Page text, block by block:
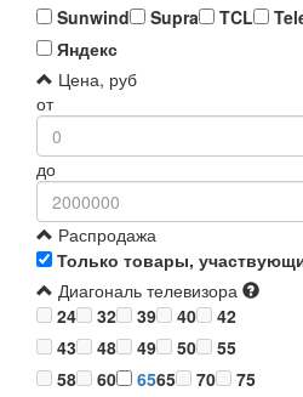
Sunwind
Supra TCL
Яндекс
Цена, руб
от
до
Распродажа
Только товары,
Диагональ телевизора
24
32 39 40
42
43
48 49 50
55
58
60 6565 70
75